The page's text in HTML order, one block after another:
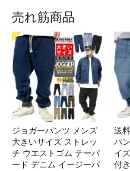
売れ筋商品
ジョガーパンツ メンズ
大きいサイズ ストレッ
チ ウエストゴム テーパ
ード デニム イージーパ
送
パ
イ
付